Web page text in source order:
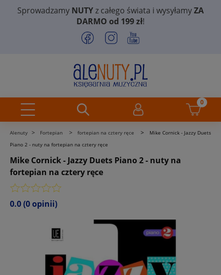
Sprowadzamy NUTYz całego świata i wysyłamyZA
DARMO od 199 zł!
Alenuty > Fortepian > fortepian na cztery ręce >
Mike Cornick - Jazzy Duets
Piano 2 - nuty na fortepian na cztery ręce
Mike Cornick - Jazzy Duets Piano 2 - nuty na
fortepian na cztery ręce
0.0(0 opinii)